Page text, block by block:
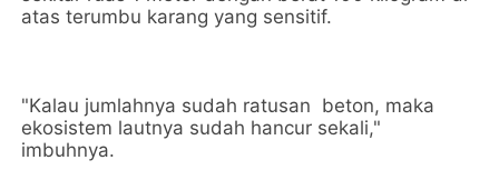
atas terumbu karang yang sensitif.
"Kalau jumlahnya sudah ratusan beton, maka
ekosistem lautnya sudah hancur sekali,"
imbuhnya.